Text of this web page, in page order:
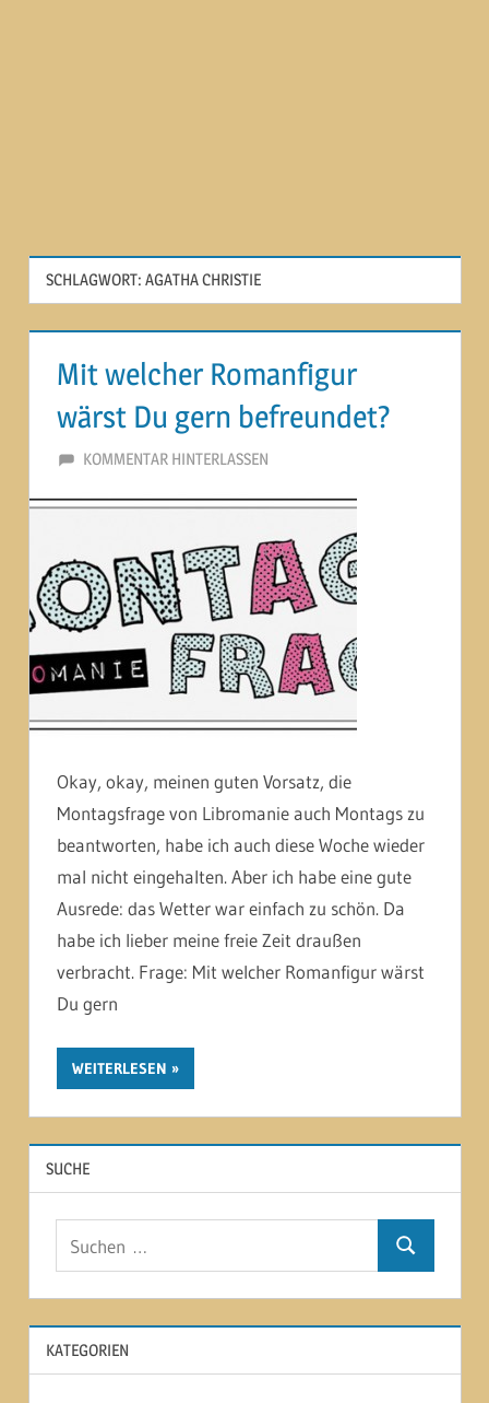
SCHLAGWORT: AGATHA CHRISTIE
Mit welcher Romanfigur
wärst Du gern befreundet?
24. JULI 2014
MARTINA BERG
KOMMENTAR HINTERLASSEN
Okay, okay, meinen guten Vorsatz, die
Montagsfrage von Libromanie auch Montags zu
beantworten, habe ich auch diese Woche wieder
mal nicht eingehalten. Aber ich habe eine gute
Ausrede: das Wetter war einfach zu schön. Da
habe ich lieber meine freie Zeit draußen
verbracht. Frage: Mit welcher Romanfigur wärst
Du gern
WEITERLESEN
SUCHE
Suchen
KATEGORIEN